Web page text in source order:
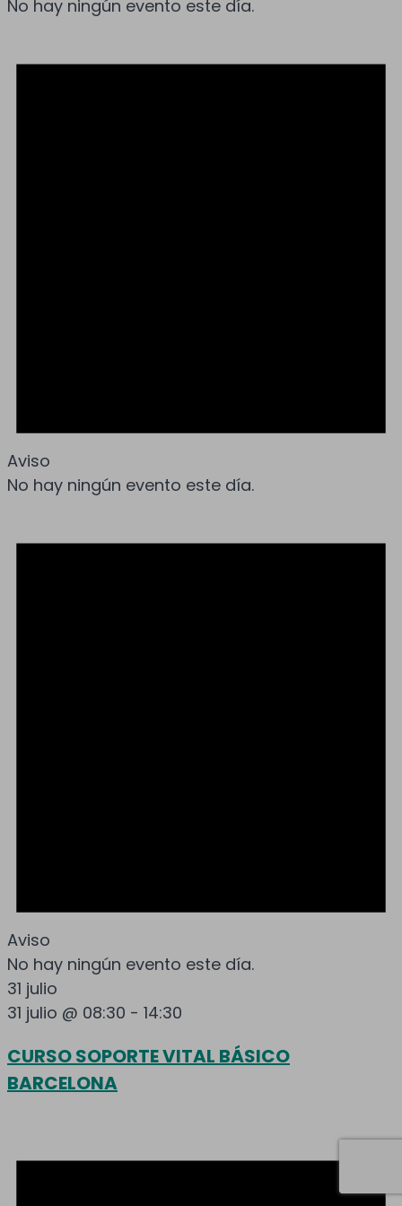
No hay ningún evento este día.
Aviso
No hay ningún evento este día.
Aviso
No hay ningún evento este día.
31 julio
31 julio @ 08:30 - 14:30
CURSO SOPORTE VITAL BÁSICO
BARCELONA